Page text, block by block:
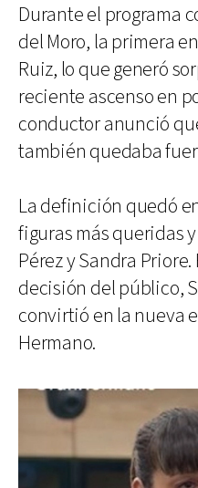
Durante el programa
del Moro, la primera
Ruiz, lo que generó
reciente ascenso en
conductor anunció
también quedaba
La definición quedó
figuras más queridas
Pérez y Sandra
decisión del público,
convirtió en la nueva
Hermano.